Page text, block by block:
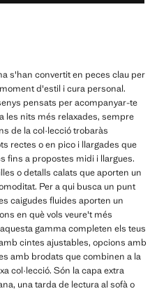
s'han convertit en peces clau per
d'estil i cura personal.
pensats per acompanyar-te
les nits més relaxades, sempre
de la col·lecció trobaràs
rectes o en pico i llargades que
fins a propostes midi i llargues.
o detalls calats que aporten un
Per a qui busca un punt
caigudes fluides aporten un
en què vols veure't més
gamma completen els teus
cintes ajustables, opcions amb
amb brodats que combinen a la
col·lecció. Són la capa extra
una tarda de lectura al sofà o